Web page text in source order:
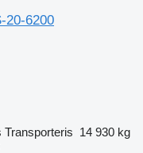
20-6200
Transporteris 14 930 kg